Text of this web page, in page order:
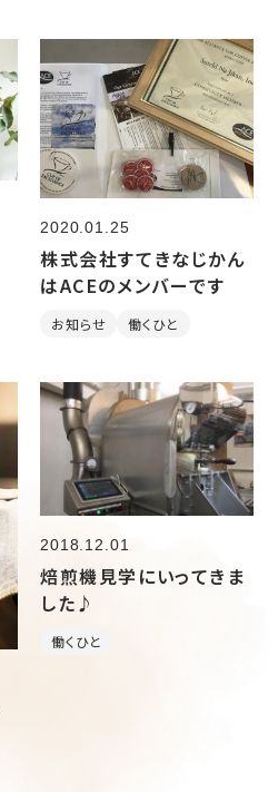
2020.01.25
株式会社すてきなじかん
はACEのメンバーです
お知らせ 働くひと
2018.12.01
焙煎機見学にいってきま
した♪
働くひと